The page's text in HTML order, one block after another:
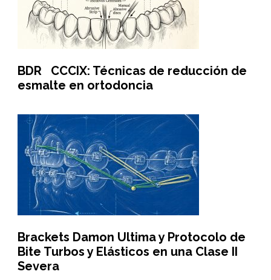
BDR CCCIX: Técnicas de reducción de
esmalte en ortodoncia
Brackets Damon Ultima y Protocolo de
Bite Turbos y Elásticos en una Clase II
Severa